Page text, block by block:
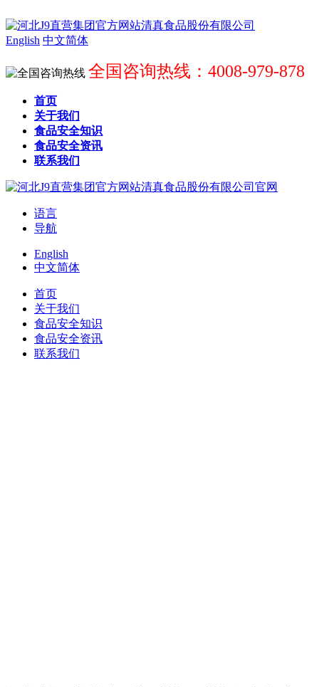
English 中文简体
全国咨询热线：4008-979-878
首页
关于我们
食品安全知识
食品安全资讯
联系我们
语言
导航
English
中文简体
首页
关于我们
食品安全知识
食品安全资讯
联系我们